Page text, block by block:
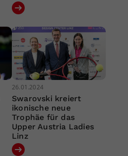
26.01.2024
Swarovski kreiert
ikonische neue
Trophäe für das
Upper Austria Ladies
Linz